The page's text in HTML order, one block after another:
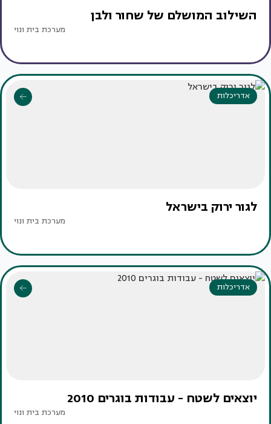
השילוב המושלם של שחור ולבן
מערכת בית ונוי
אדריכלות
לגור ירוק בישראל
מערכת בית ונוי
אדריכלות
יוצאים לשטח - עבודות בוגרים 2010
מערכת בית ונוי